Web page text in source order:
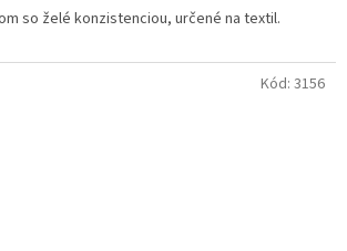
so želé konzistenciou, určené na textil.
Kód: 3156